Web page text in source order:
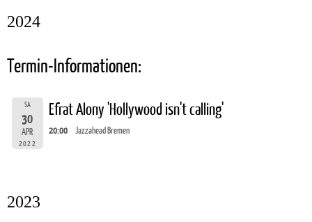
2024
Termin-Informationen:
SA
30
APR
2022
Efrat Alony 'Hollywood isn't calling'
20:00 Jazzahead Bremen
2023